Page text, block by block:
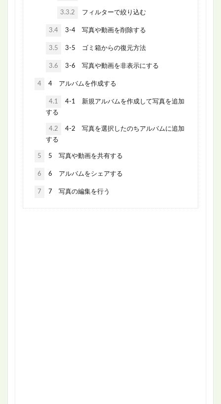
3.3.2 フィルターで絞り込む
3.4 3-4 写真や動画を削除する
3.5 3-5 ゴミ箱からの復元方法
3.6 3-6 写真や動画を非表示にする
4 4 アルバムを作成する
4.1
4-1 新規アルバムを作成して写真を追加
する
4.2
4-2 写真を選択したのちアルバムに追加
する
5 5 写真や動画を共有する
6 6 アルバムをシェアする
7 7 写真の編集を行う